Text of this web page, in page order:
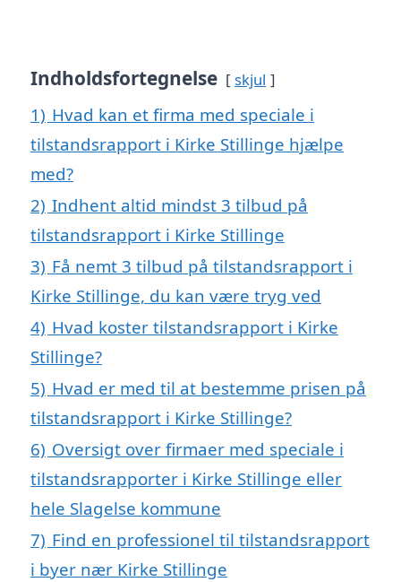
Indholdsfortegnelse skjul
1) Hvad kan et firma med speciale i
tilstandsrapport i Kirke Stillinge hjælpe
med?
2) Indhent altid mindst 3 tilbud på
tilstandsrapport i Kirke Stillinge
3) Få nemt 3 tilbud på tilstandsrapport i
Kirke Stillinge, du kan være tryg ved
4) Hvad koster tilstandsrapport i Kirke
Stillinge?
5) Hvad er med til at bestemme prisen på
tilstandsrapport i Kirke Stillinge?
6) Oversigt over firmaer med speciale i
tilstandsrapporter i Kirke Stillinge eller
hele Slagelse kommune
7) Find en professionel til tilstandsrapport
i byer nær Kirke Stillinge